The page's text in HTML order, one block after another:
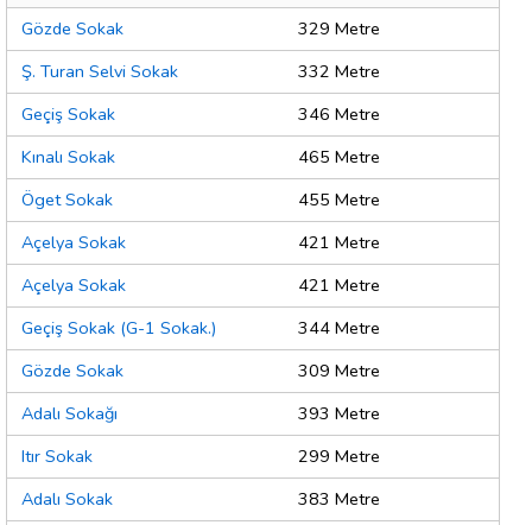
Gözde Sokak
329 Metre
Ş. Turan Selvi Sokak
332 Metre
Geçiş Sokak
346 Metre
Kınalı Sokak
465 Metre
Öget Sokak
455 Metre
Açelya Sokak
421 Metre
Açelya Sokak
421 Metre
Geçiş Sokak (G-1 Sokak.)
344 Metre
Gözde Sokak
309 Metre
Adalı Sokağı
393 Metre
Itır Sokak
299 Metre
Adalı Sokak
383 Metre